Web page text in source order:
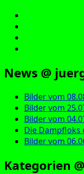
News @
Bilder vom
Bilder vom
Bilder vom
Die Dampfloks
Bilder vom
Kategorien